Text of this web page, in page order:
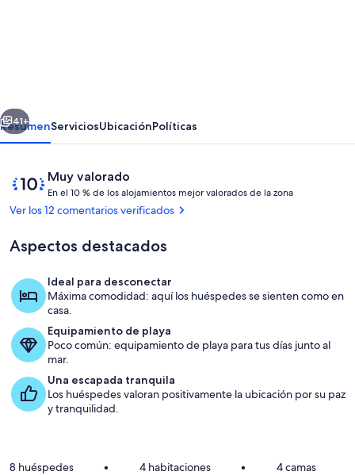
TRADICIONAL
VACACIONAL,
RESTAURADA
EN
SANXENXO
6+2
Fachada frontal desde el jardín
Siguiente
41+
ResumenServiciosUbicaciónPolíticas
Comentarios
Muy valorado
10
de
10,
valorado
En el 10 % de los alojamientos mejor valorados de la zona
0
d
l
o
l
Ver los 12 comentarios verificados
Aspectos destacados
Ideal para desconectar
Máxima comodidad: aquí los huéspedes se sienten como en
casa.
Equipamiento de playa
Poco común: equipamiento de playa para tus días junto al
mar.
Una escapada tranquila
Los huéspedes valoran positivamente la ubicación por su paz
y tranquilidad.
8 huéspedes • 4 habitaciones • 4 camas